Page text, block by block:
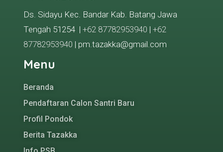
Ds. Sidayu Kec. Bandar Kab. Batang Jawa
Tengah 51254 | +62 87782953940 | +62
87782953940 | pm.tazakka@gmail.com
Menu
Beranda
Pendaftaran Calon Santri Baru
Profil Pondok
Berita Tazakka